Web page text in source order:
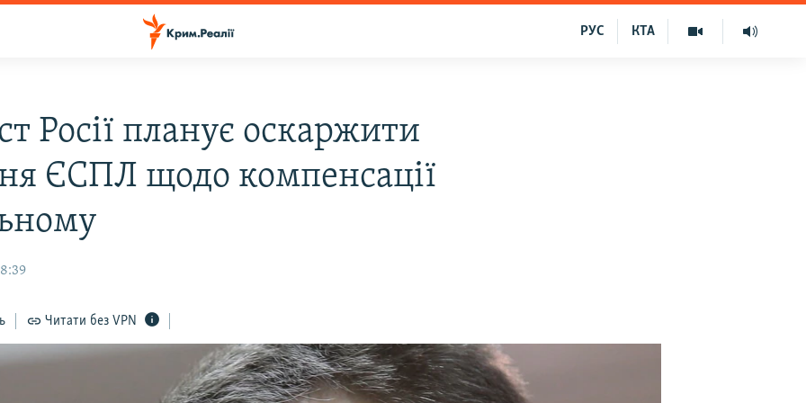
КТА
РУС
Росії планує оскаржити
ЄСПЛ щодо компенсації
Читати без VPN